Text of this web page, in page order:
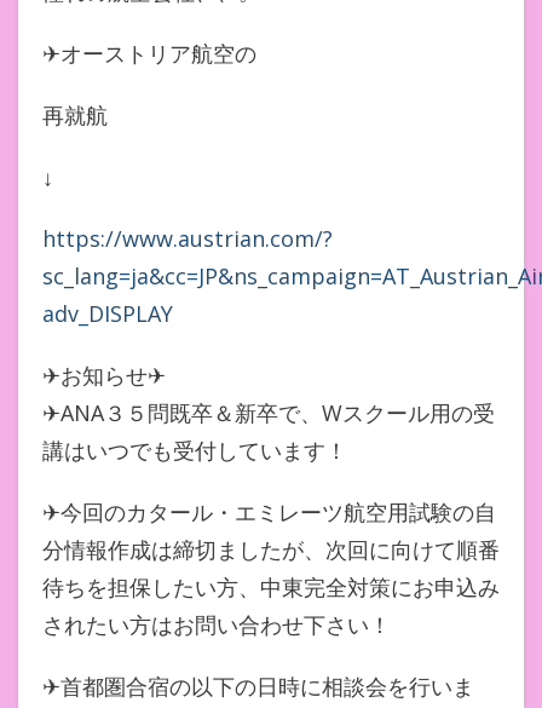
✈︎オーストリア航空の
再就航
↓
https://www.austrian.com/?
adv_DISPLAY
✈お知らせ✈
✈ANA３５問既卒＆新卒で、Wスクール用の受
講はいつでも受付しています！
✈今回のカタール・エミレーツ航空用試験の自
分情報作成は締切ましたが、次回に向けて順番
待ちを担保したい方、中東完全対策にお申込み
されたい方はお問い合わせ下さい！
✈首都圏合宿の以下の日時に相談会を行いま